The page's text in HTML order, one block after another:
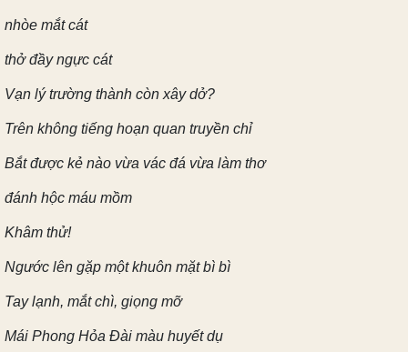
nhòe mắt cát
thở đầy ngực cát
Vạn lý trường thành còn xây dở?
Trên không tiếng hoạn quan truyền chỉ
Bắt được kẻ nào vừa vác đá vừa làm thơ
đánh hộc máu mồm
Khâm thử!
Ngước lên gặp một khuôn mặt bì bì
Tay lạnh, mắt chì, giọng mỡ
Mái Phong Hỏa Đài màu huyết dụ